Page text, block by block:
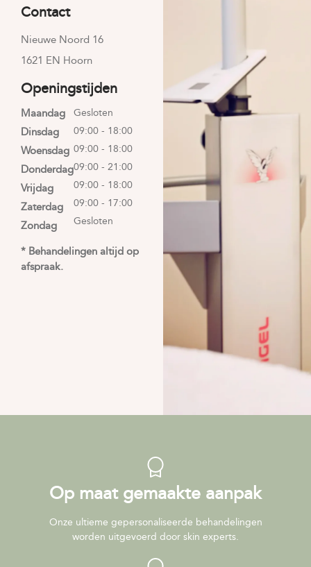
Contact
Nieuwe Noord 16
1621 EN Hoorn
Openingstijden
Maandag
Dinsdag
Woensdag
Donderdag
Vrijdag
Zaterdag
Zondag
Gesloten
09:00 - 18:00
09:00 - 18:00
09:00 - 21:00
09:00 - 18:00
09:00 - 17:00
Gesloten
* Behandelingen altijd op
afspraak.
Op maat gemaakte aanpak
Onze ultieme gepersonaliseerde behandelingen
worden uitgevoerd door skin experts.